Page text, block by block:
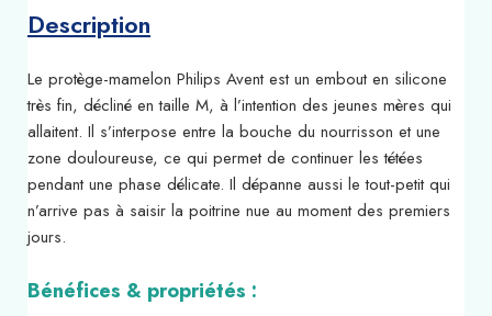
Description
Le protège-mamelon Philips Avent est un embout en silicone
très fin, décliné en taille M, à l’intention des jeunes mères qui
allaitent. Il s’interpose entre la bouche du nourrisson et une
zone douloureuse, ce qui permet de continuer les tétées
pendant une phase délicate. Il dépanne aussi le tout-petit qui
n’arrive pas à saisir la poitrine nue au moment des premiers
jours.
Bénéfices & propriétés :